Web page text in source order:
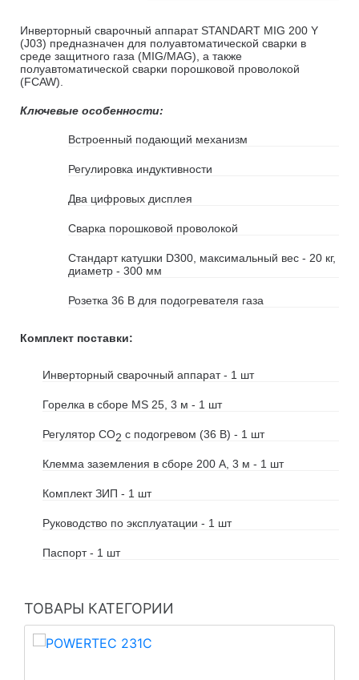
Инверторный сварочный аппарат STANDART MIG 200 Y
(J03) предназначен для полуавтоматической сварки в
среде защитного газа (MIG/MAG), а также
полуавтоматической сварки порошковой проволокой
(FCAW).
Ключевые особенности:
Встроенный подающий механизм
Регулировка индуктивности
Два цифровых дисплея
Сварка порошковой проволокой
Cтандарт катушки D300, максимальный вес - 20 кг,
диаметр - 300 мм
Розетка 36 В для подогревателя газа
Комплект поставки:
Инверторный сварочный аппарат - 1 шт
Горелка в сборе MS 25, 3 м - 1 шт
Регулятор CO2 c подогревом (36 В) - 1 шт
Клемма заземления в сборе 200 А, 3 м - 1 шт
Комплект ЗИП - 1 шт
Руководство по эксплуатации - 1 шт
Паспорт - 1 шт
ТОВАРЫ КАТЕГОРИИ